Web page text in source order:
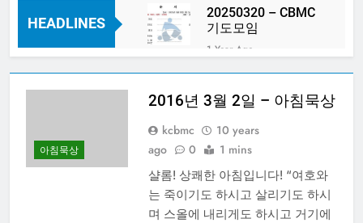
HEADLINES
20250320 – CBMC
기도모임
1 Year Ago
1 Year Ago
20250306 – CBMC
기도모임
1 Year Ago
20250227 – CBMC
기도모임
1 Year Ago
아침묵상
2016년 3월 2일 – 아침묵상
kcbmc
10 years
ago
0 1 mins
샬롬! 상쾌한 아침입니다! “여호와
는 죽이기도 하시고 살리기도 하시
며 스올에 내리게도 하시고 거기에